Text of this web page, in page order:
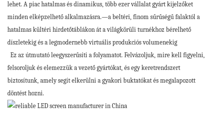
lehet. A piac hatalmas és dinamikus, több ezer vállalat gyárt kijelzőket
minden elképzelhető alkalmazásra.—a beltéri, finom sűrűségű falaktól a
hatalmas kültéri hirdetőtáblákon át a világkörüli turnékhoz bérelhető
díszletekig és a legmodernebb virtuális produkciós volumenekig
Ez az útmutató leegyszerűsíti a folyamatot. Felvázoljuk, mire kell figyelni,
felsoroljuk és elemezzük a vezető gyártókat, és egy keretrendszert
biztosítunk, amely segít elkerülni a gyakori buktatókat és megalapozott
döntést hozni.